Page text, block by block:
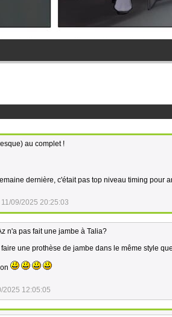
au complet !
dernière, c'était pas top niveau timing pour
11/09/2025 20:25:03
n'a pas fait une jambe à Talia?
une prothèse de jambe dans le même style
2025 12:05:05